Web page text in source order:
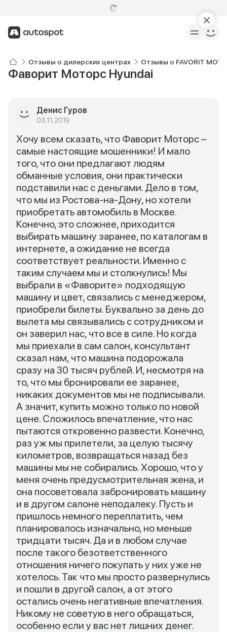
Отзывы о дилерских центрах Отзывы о FAVORIT
Фаворит Моторс Hyundai
Денис Гуров
03.11.2019
Хочу всем сказать, что Фаворит Моторс –
самые настоящие мошенники! И мало
того, что они предлагают людям
обманные условия, они практически
подставили нас с деньгами. Дело в том,
что мы из Ростова-на-Дону, но хотели
приобретать автомобиль в Москве.
Конечно, это сложнее, приходится
выбирать машину заранее, по каталогам в
интернете, а ожидание не всегда
соответствует реальности. Именно с
таким случаем мы и столкнулись! Мы
выбрали в «Фаворите» подходящую
машину и цвет, связались с менеджером,
приобрели билеты. Буквально за день до
вылета мы связывались с сотрудником и
он заверил нас, что все в силе. Но когда
мы приехали в сам салон, консультант
сказал нам, что машина подорожала
сразу на 30 тысяч рублей. И, несмотря на
то, что мы бронировали ее заранее,
никаких документов мы не подписывали.
А значит, купить можно только по новой
цене. Сложилось впечатление, что нас
пытаются откровенно развести. Конечно,
раз уж мы прилетели, за целую тысячу
километров, возвращаться назад без
машины мы не собирались. Хорошо, что у
меня очень предусмотрительная жена, и
она посоветовала забронировать машину
и в другом салоне неподалеку. Пусть и
пришлось немного переплатить, чем
планировалось изначально, но меньше
тридцати тысяч. Да и в любом случае
после такого безответственного
отношения ничего покупать у них уже не
хотелось. Так что мы просто развернулись
и пошли в другой салон, а от этого
остались очень негативные впечатления.
Никому не советую в него обращаться,
особенно если у вас нет лишних денег.